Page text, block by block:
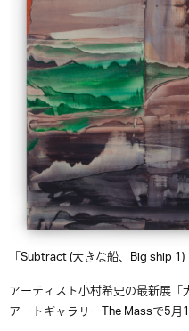
「Subtract (大きな船、Big ship
アーティスト小村希史の最新展
アートギャラリーThe Massで5月